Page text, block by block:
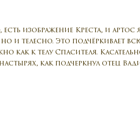
изображение Креста, и артос
и телесно. Это подчёркивает
как к телу Спасителя.
как подчеркнул отец